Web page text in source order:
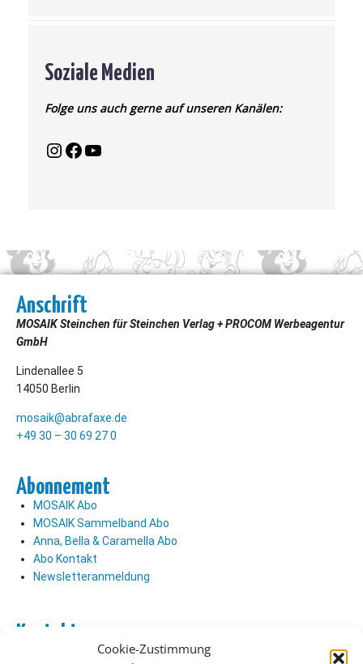
Cookie-Zustimmung
Soziale Medien
Folge uns auch gerne auf unseren Kanälen:
Anschrift
MOSAIK Steinchen für Steinchen Verlag + PROCOM Werbeagentur
GmbH
Lindenallee 5
14050 Berlin
mosaik@abrafaxe.de
+49 30 – 30 69 27 0
Abonnement
MOSAIK Abo
MOSAIK Sammelband Abo
Anna, Bella & Caramella Abo
Abo Kontakt
Newsletteranmeldung
Kontakt